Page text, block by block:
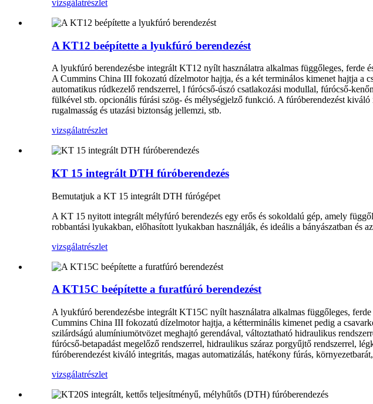
vizsgálatrészlet
A KT12 beépítette a lyukfúró berendezést
A lyukfúró berendezésbe integrált KT12 nyílt használatra alkalmas függőleges,
A Cummins China III fokozatú dízelmotor hajtja, és a két terminálos kimenet hajtja a
automatikus rúdkezelő rendszerrel, l fúrócső-úszó csatlakozási modullal, fúrócső-
fülkével stb. opcionális fúrási szög- és mélységjelző funkció. A fúróberendezést
rugalmasság és utazási biztonság jellemzi, stb.
vizsgálatrészlet
KT 15 integrált DTH fúróberendezés
Bemutatjuk a KT 15 integrált DTH fúrógépet
A KT 15 nyitott integrált mélyfúró berendezés egy erős és sokoldalú gép, amely
robbantási lyukakban, előhasított lyukakban használják, és ideális a bányászatban és
vizsgálatrészlet
A KT15C beépítette a furatfúró berendezést
A lyukfúró berendezésbe integrált KT15C nyílt használatra alkalmas függőleges,
Cummins China III fokozatú dízelmotor hajtja, a kétterminális kimenet pedig a
szilárdságú alumíniumötvözet meghajtó gerendával, változtatható hidraulikus
fúrócső-betapadást megelőző rendszerrel, hidraulikus száraz porgyűjtő rendszerrel,
fúróberendezést kiváló integritás, magas automatizálás, hatékony fúrás,
vizsgálatrészlet